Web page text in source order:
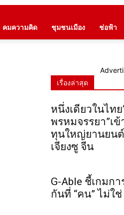
คมความคิด ชุมชนเมือง ช่อฟ้า
เรื่องล่าสุด
หนึ่งเดียวในไท
พรหมจรรยา”เ
ทุนใหญ่ยานยน
เจียงซู จีน
G-Able ชี้เกมก
กันที่ “คน” ไม่ใช่